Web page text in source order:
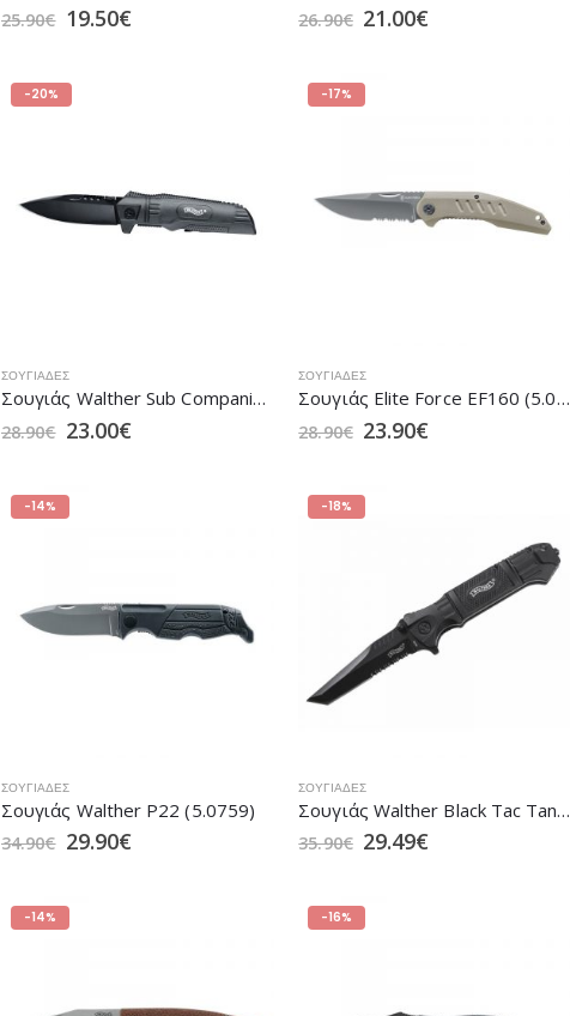
25.90€ 19.50€ 26.90€ 21.00€
-20%
ΣΟΥΓΙΆΔΕΣ
Σουγιάς Walther Sub Companion Knife
28.90€ 23.00€
-17%
ΣΟΥΓΙΆΔΕΣ
Σουγιάς Elite Force EF160 (5.0968)
28.90€ 23.90€
-14%
ΣΟΥΓΙΆΔΕΣ
Σουγιάς Walther P22 (5.0759)
34.90€ 29.90€
-18%
ΣΟΥΓΙΆΔΕΣ
Σουγιάς Walther Black Tac Tanto Knife
35.90€ 29.49€
-14% -16%